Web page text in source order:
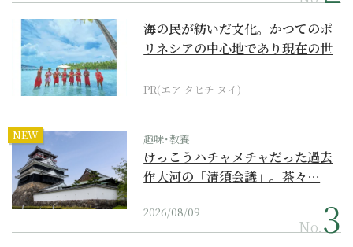
海の民が紡いだ文化。かつてのポ
リネシアの中心地であり現在の世
PR(エア タヒチ ヌイ)
NEW 趣味･教養
けっこうハチャメチャだった過去
作大河の「清須会議」。茶々…
2026/08/09
No.